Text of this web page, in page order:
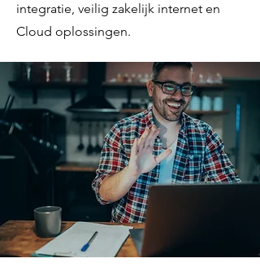
integratie, veilig zakelijk internet en
Cloud oplossingen.